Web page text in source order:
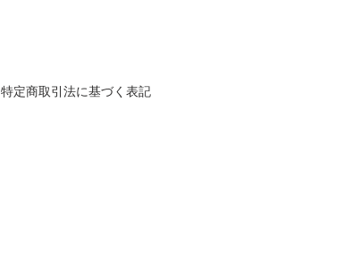
特定商取引法に基づく表記